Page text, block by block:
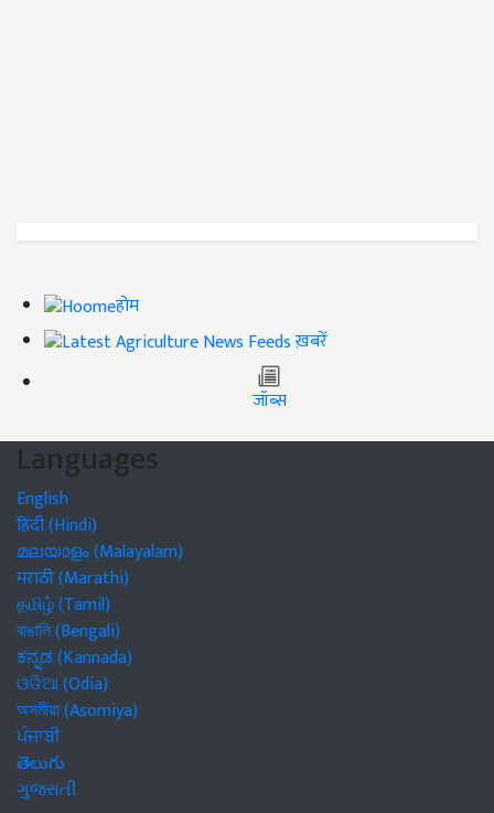
होम
ख़बरें
जॉब्स
Languages
English
हिंदी (Hindi)
മലയാളം (Malayalam)
मराठी (Marathi)
தமிழ் (Tamil)
বাঙালি (Bengali)
ಕನ್ನಡ (Kannada)
ଓଡିଆ (Odia)
অসমীয়া (Asomiya)
ਪੰਜਾਬੀ
తెలుగు
ગુજરાતી